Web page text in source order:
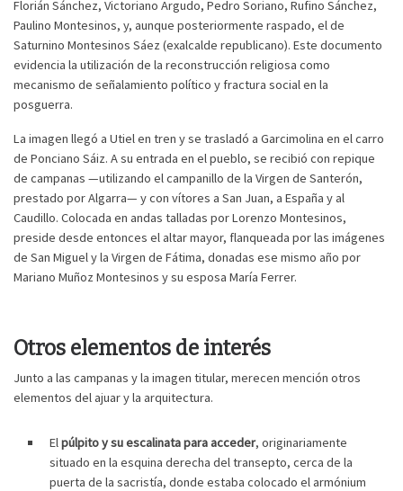
Florián Sánchez, Victoriano Argudo, Pedro Soriano, Rufino Sánchez,
Paulino Montesinos, y, aunque posteriormente raspado, el de
Saturnino Montesinos Sáez (exalcalde republicano). Este documento
evidencia la utilización de la reconstrucción religiosa como
mecanismo de señalamiento político y fractura social en la
posguerra.
La imagen llegó a Utiel en tren y se trasladó a Garcimolina en el carro
de Ponciano Sáiz. A su entrada en el pueblo, se recibió con repique
de campanas —utilizando el campanillo de la Virgen de Santerón,
prestado por Algarra— y con vítores a San Juan, a España y al
Caudillo. Colocada en andas talladas por Lorenzo Montesinos,
preside desde entonces el altar mayor, flanqueada por las imágenes
de San Miguel y la Virgen de Fátima, donadas ese mismo año por
Mariano Muñoz Montesinos y su esposa María Ferrer.
Otros elementos de interés
Junto a las campanas y la imagen titular, merecen mención otros
elementos del ajuar y la arquitectura.
Elpúlpito y su escalinata para acceder, originariamente
situado en la esquina derecha del transepto, cerca de la
puerta de la sacristía, donde estaba colocado el armónium